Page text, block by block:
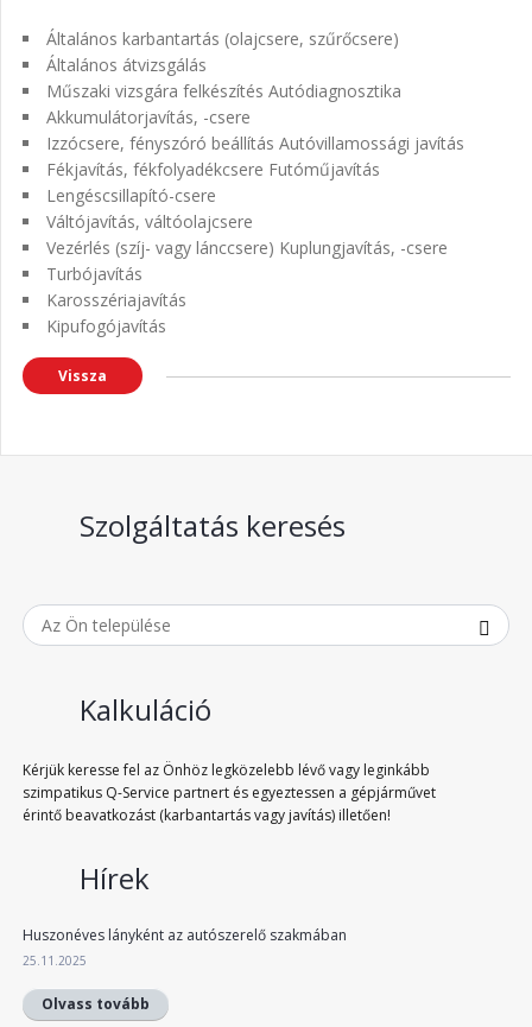
Általános karbantartás (olajcsere, szűrőcsere)
Általános átvizsgálás
Műszaki vizsgára felkészítés Autódiagnosztika
Akkumulátorjavítás, -csere
Izzócsere, fényszóró beállítás Autóvillamossági javítás
Fékjavítás, fékfolyadékcsere Futóműjavítás
Lengéscsillapító-csere
Váltójavítás, váltóolajcsere
Vezérlés (szíj- vagy lánccsere) Kuplungjavítás, -csere
Turbójavítás
Karosszériajavítás
Kipufogójavítás
Vissza
Szolgáltatás keresés
Kalkuláció
Kérjük keresse fel az Önhöz legközelebb lévő vagy leginkább
szimpatikus Q-Service partnert és egyeztessen a gépjárművet
érintő beavatkozást (karbantartás vagy javítás) illetően!
Hírek
Huszonéves lányként az autószerelő szakmában
25.11.2025
Olvass tovább